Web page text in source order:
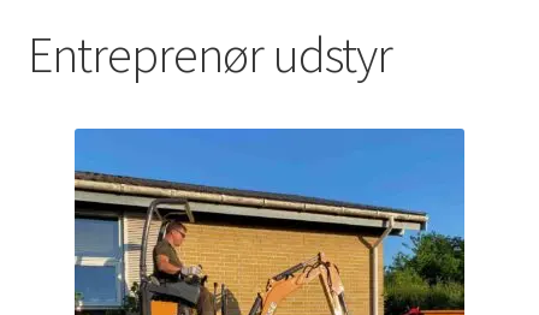
Butik
Kassen
Kassen
Entreprenør udstyr